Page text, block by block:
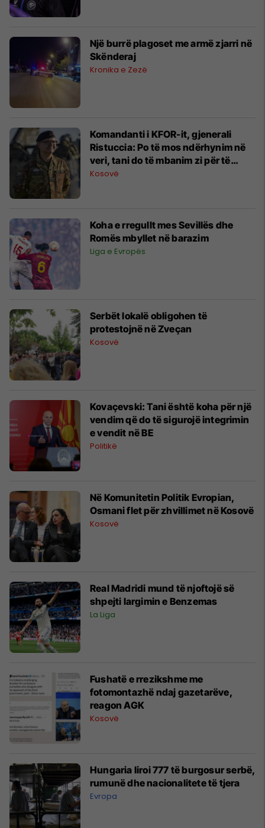
Një burrë plagoset me armë zjarri në
Skënderaj
Kronika e Zezë
Komandanti i KFOR-it, gjenerali
Ristuccia: Po të mos ndërhynim në
veri, tani do të mbanim zi për të
vdekurit
Kosovë
Koha e rregullt mes Sevillës dhe
Romës mbyllet në barazim
Liga e Evropës
Serbët lokalë obligohen të
protestojnë në Zveçan
Kosovë
Kovaçevski: Tani është koha për një
vendim që do të sigurojë integrimin
e vendit në BE
Politikë
Në Komunitetin Politik Evropian,
Osmani flet për zhvillimet në Kosovë
Kosovë
Real Madridi mund të njoftojë së
shpejti largimin e Benzemas
La Liga
Fushatë e rrezikshme me
fotomontazhë ndaj gazetarëve,
reagon AGK
Kosovë
Hungaria liroi 777 të burgosur serbë,
rumunë dhe nacionalitete të tjera
Evropa